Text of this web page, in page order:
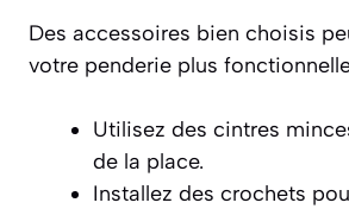
Des accessoires bien choisis
votre penderie plus
Utilisez des cintres
de la place.
Installez des crochets